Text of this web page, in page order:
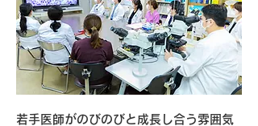
若手医師がのびのびと成長し合う雰囲気